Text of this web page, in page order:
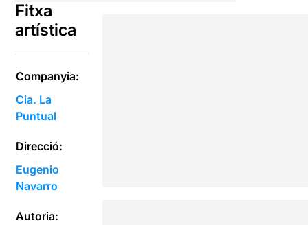
Fitxa
artística
Companyia:
Cia. La
Puntual
Direcció:
Eugenio
Navarro
Autoria: